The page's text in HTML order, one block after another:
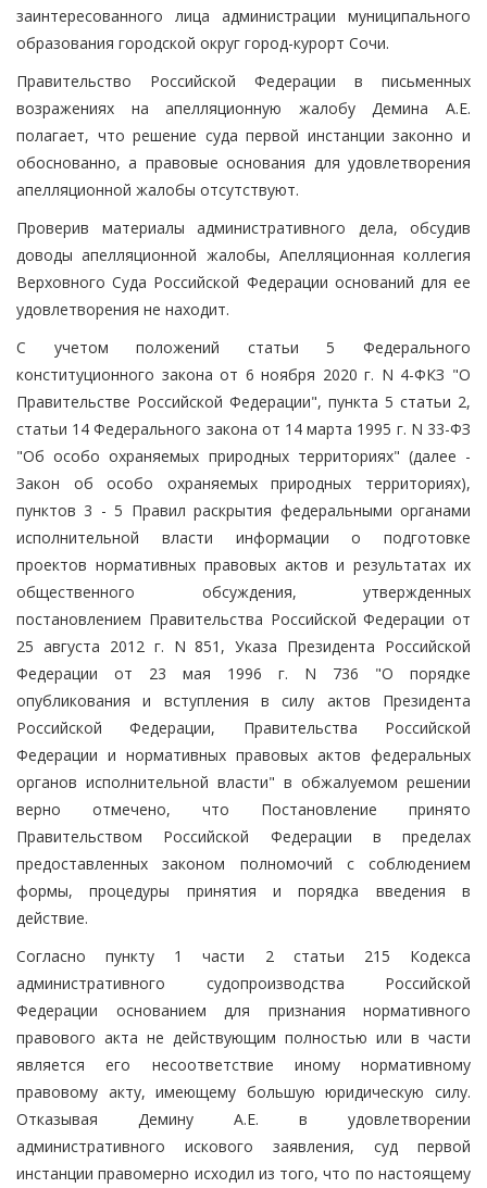
заинтересованного лица администрации муниципального
образования городской округ город-курорт Сочи.
Правительство Российской Федерации в письменных
возражениях на апелляционную жалобу Демина А.Е.
полагает, что решение суда первой инстанции законно и
обоснованно, а правовые основания для удовлетворения
апелляционной жалобы отсутствуют.
Проверив материалы административного дела, обсудив
доводы апелляционной жалобы, Апелляционная коллегия
Верховного Суда Российской Федерации оснований для ее
удовлетворения не находит.
С учетом положений статьи 5 Федерального
конституционного закона от 6 ноября 2020 г. N 4-ФКЗ "О
Правительстве Российской Федерации", пункта 5 статьи 2,
статьи 14 Федерального закона от 14 марта 1995 г. N 33-ФЗ
"Об особо охраняемых природных территориях" (далее -
Закон об особо охраняемых природных территориях),
пунктов 3 - 5 Правил раскрытия федеральными органами
исполнительной власти информации о подготовке
проектов нормативных правовых актов и результатах их
общественного обсуждения, утвержденных
постановлением Правительства Российской Федерации от
25 августа 2012 г. N 851, Указа Президента Российской
Федерации от 23 мая 1996 г. N 736 "О порядке
опубликования и вступления в силу актов Президента
Российской Федерации, Правительства Российской
Федерации и нормативных правовых актов федеральных
органов исполнительной власти" в обжалуемом решении
верно отмечено, что Постановление принято
Правительством Российской Федерации в пределах
предоставленных законом полномочий с соблюдением
формы, процедуры принятия и порядка введения в
действие.
Согласно пункту 1 части 2 статьи 215 Кодекса
административного судопроизводства Российской
Федерации основанием для признания нормативного
правового акта не действующим полностью или в части
является его несоответствие иному нормативному
правовому акту, имеющему большую юридическую силу.
Отказывая Демину А.Е. в удовлетворении
административного искового заявления, суд первой
инстанции правомерно исходил из того, что по настоящему